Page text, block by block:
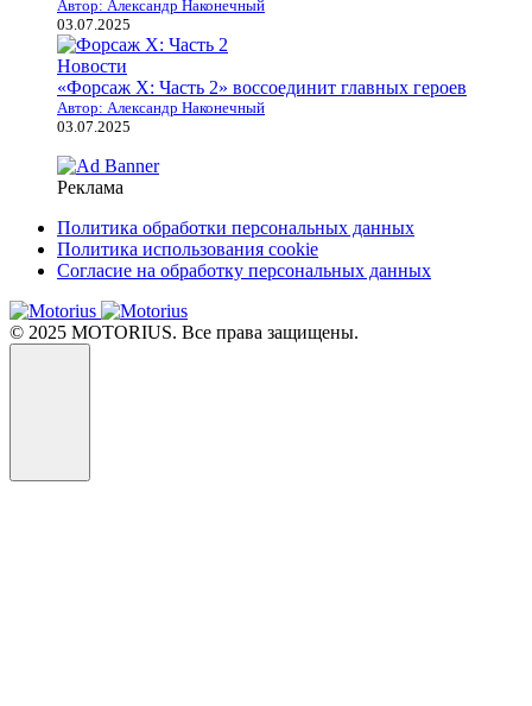
Автор: Александр Наконечный
03.07.2025
Новости
«Форсаж X: Часть 2» воссоединит главных героев
Автор: Александр Наконечный
03.07.2025
Реклама
Политика обработки персональных данных
Политика использования cookie
Согласие на обработку персональных данных
© 2025 MOTORIUS. Все права защищены.